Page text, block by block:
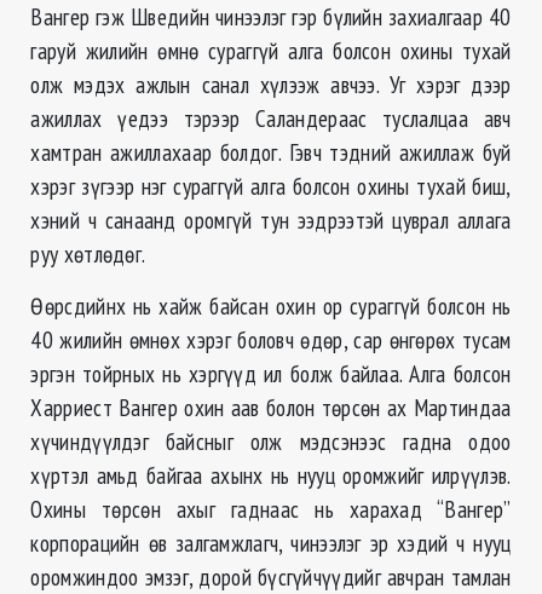
Вангер гэж Шведийн чинээлэг гэр бүлийн захиалгаар 40
гаруй жилийн өмнө сураггүй алга болсон охины тухай
олж мэдэх ажлын санал хүлээж авчээ. Уг хэрэг дээр
ажиллах үедээ тэрээр Саландераас туслалцаа авч
хамтран ажиллахаар болдог. Гэвч тэдний ажиллаж буй
хэрэг зүгээр нэг сураггүй алга болсон охины тухай биш,
хэний ч санаанд оромгүй тун ээдрээтэй цуврал аллага
руу хөтлөдөг.
Өөрсдийнх нь хайж байсан охин ор сураггүй болсон нь
40 жилийн өмнөх хэрэг боловч өдөр, сар өнгөрөх тусам
эргэн тойрных нь хэргүүд ил болж байлаа. Алга болсон
Харриест Вангер охин аав болон төрсөн ах Мартиндаа
хүчиндүүлдэг байсныг олж мэдсэнээс гадна одоо
хүртэл амьд байгаа ахынх нь нууц оромжийг илрүүлэв.
Охины төрсөн ахыг гаднаас нь харахад “Вангер”
корпорацийн өв залгамжлагч, чинээлэг эр хэдий ч нууц
оромжиндоо эмзэг, дорой бүсгүйчүүдийг авчран тамлан